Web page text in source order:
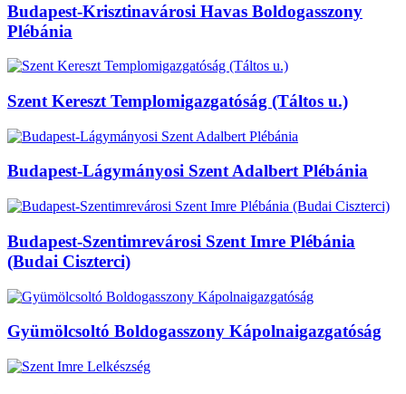
Budapest-Krisztinavárosi Havas Boldogasszony
Plébánia
Szent Kereszt Templomigazgatóság (Táltos u.)
Budapest-Lágymányosi Szent Adalbert Plébánia
Budapest-Szentimrevárosi Szent Imre Plébánia
(Budai Ciszterci)
Gyümölcsoltó Boldogasszony Kápolnaigazgatóság